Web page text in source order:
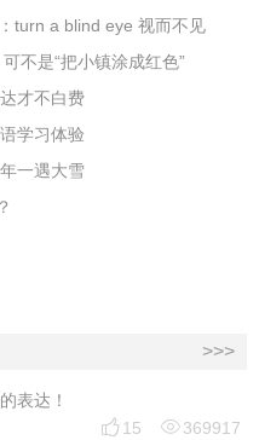
turn a blind eye 视而不见
不是“把小镇涂成红色”
才不白费
学习体验
一遇大雪
>>>
表达！
 15 369917